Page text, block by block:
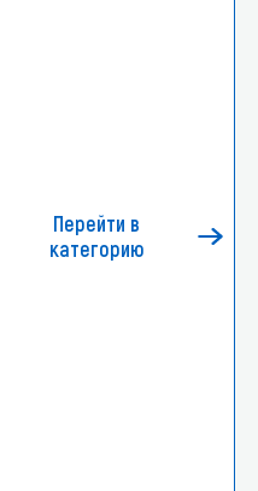
Перейти в
категорию